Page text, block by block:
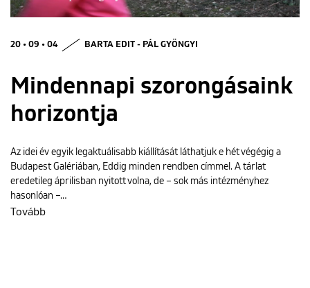
20 • 09 • 04 BARTA EDIT - PÁL GYÖNGYI
Mindennapi szorongásaink
horizontja
Az idei év egyik legaktuálisabb kiállítását láthatjuk e hét végégig a
Budapest Galériában, Eddig minden rendben címmel. A tárlat
eredetileg áprilisban nyitott volna, de – sok más intézményhez
hasonlóan –…
Tovább